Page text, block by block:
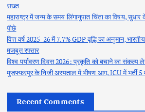
सख्त
महाराष्ट्र में जन्म के समय लिंगानुपात चिंता का विषय,
पीछे
वित्त वर्ष 2025-26 में 7.7% GDP वृद्धि का अनुमान,
मजबूत रफ्तार
विश्व पर्यावरण दिवस 2026: प्रकृति को बचाने का संकल्प
मुजफ्फरपुर के निजी अस्पताल में भीषण आग, ICU में भर्ती 5
Recent Comments